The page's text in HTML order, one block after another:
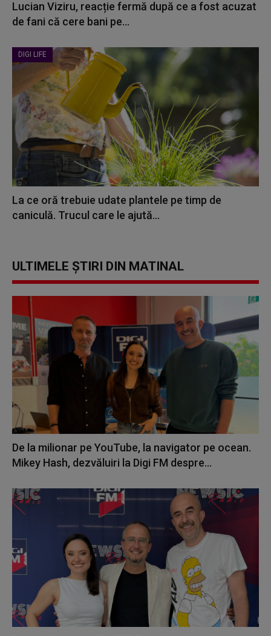
Lucian Viziru, reacție fermă după ce a fost acuzat
de fani că cere bani pe...
DIGI LIFE
La ce oră trebuie udate plantele pe timp de
caniculă. Trucul care le ajută...
ULTIMELE ȘTIRI DIN MATINAL
De la milionar pe YouTube, la navigator pe ocean.
Mikey Hash, dezvăluiri la Digi FM despre...